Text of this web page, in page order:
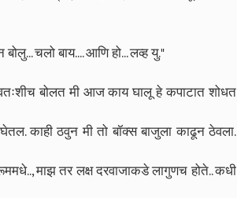
चलो बाय.... आणि हो... लव्ह यु."
बोलत मी आज काय घालू हे कपाटात शोधत
काही ठवुन मी तो बॉक्स बाजुला काढून ठेवला.
माझ तर लक्ष दरवाजाकडे लागुणच होते.. कधी